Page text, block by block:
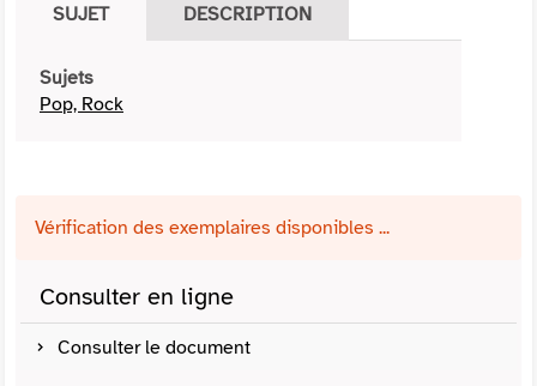
SUJET DESCRIPTION
Sujets
Pop, Rock
Vérification des exemplaires disponibles ...
Consulter en ligne
Consulter le document